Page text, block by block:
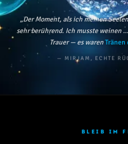
„Der Moment, als ich meinen
sehr berührend. Ich musste weinen
Trauer — es warenTränen
— MIRJAM, ECHTE
BLEIB IM